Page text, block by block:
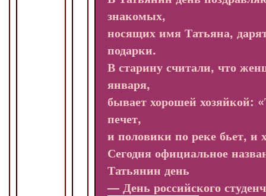
знакомых,
носящих имя Татьяна,
подарки.
В старину считали, что
января,
бывает хорошей хозяйкой:
печет,
и половики по реке бьет, и
Сегодня официальное
Татьянин день
— День российского